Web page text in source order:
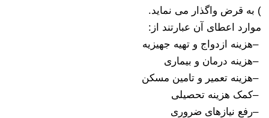
) به قرض واگذار می نماید.
موارد اعطای آن عبارتند از:
–هزینه ازدواج و تهیه جهیزیه
–هزینه درمان و بیماری
–هزینه تعمیر و تامین مسکن
–کمک هزینه تحصیلی
–رفع نیازهای ضروری